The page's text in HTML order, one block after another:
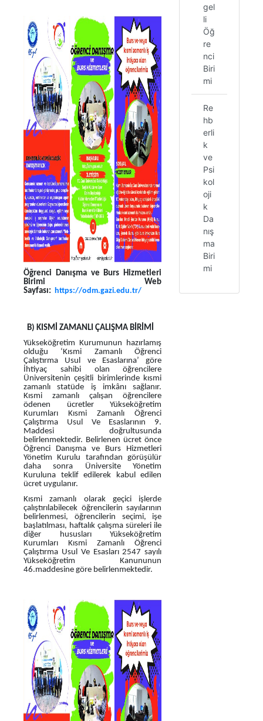
Öğrenci Danışma ve Burs Hizmetleri
Birimi Web
Sayfası: https://odm.gazi.edu.tr/
B) KISMİ ZAMANLI ÇALIŞMA BİRİMİ
Yükseköğretim Kurumunun hazırlamış
olduğu ‘Kısmi Zamanlı Öğrenci
Çalıştırma Usul ve Esaslarına’ göre
İhtiyaç sahibi olan öğrencilere
Üniversitenin çeşitli birimlerinde kısmi
zamanlı statüde iş imkânı sağlanır.
Kısmi zamanlı çalışan öğrencilere
ödenen ücretler Yükseköğretim
Kurumları Kısmi Zamanlı Öğrenci
Çalıştırma Usul Ve Esaslarının 9.
Maddesi doğrultusunda
belirlenmektedir. Belirlenen ücret önce
Öğrenci Danışma ve Burs Hizmetleri
Yönetim Kurulu tarafından görüşülür
daha sonra Üniversite Yönetim
Kuruluna teklif edilerek kabul edilen
ücret uygulanır.
Kısmi zamanlı olarak geçici işlerde
çalıştırılabilecek öğrencilerin sayılarının
belirlenmesi, öğrencilerin seçimi, işe
başlatılması, haftalık çalışma süreleri ile
diğer hususları Yükseköğretim
Kurumları Kısmi Zamanlı Öğrenci
Çalıştırma Usul Ve Esasları 2547 sayılı
Yükseköğretim Kanununun
46.maddesine göre belirlenmektedir.
gel
li
Öğ
re
nci
Biri
mi
Re
hb
erli
k
ve
Psi
kol
oji
k
Da
nış
ma
Biri
mi